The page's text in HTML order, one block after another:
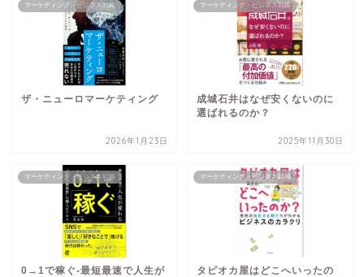
マーケティング・ビジネス戦略
ザ・ニューロマーケティング
2026年1月23日
マーケティング・ビジネス戦略
成城石井はなぜ安くないのに
選ばれるのか？
2025年11月30日
マーケティング・ビジネス戦略
0→1で稼ぐ-最短最速で人生が
マーケティング・ビジネス戦略
タピオカ屋はどこへいったの